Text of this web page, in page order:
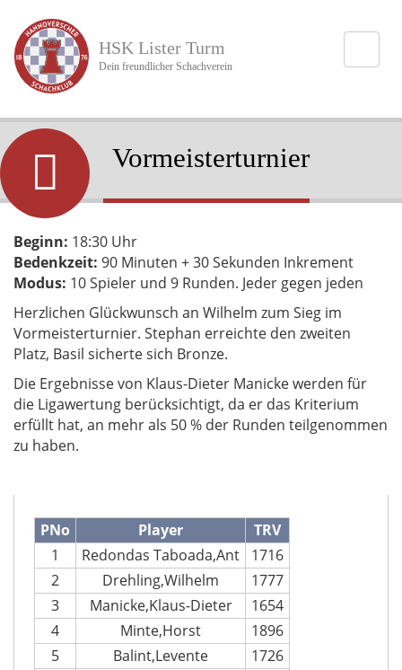
zum
Inhalt
HSK Lister Turm
Dein freundlicher Schachverein
Vormeisterturnier
Beginn: 18:30 Uhr
Bedenkzeit: 90 Minuten + 30 Sekunden Inkrement
Modus: 10 Spieler und 9 Runden. Jeder gegen jeden
Herzlichen Glückwunsch an Wilhelm zum Sieg im
Vormeisterturnier. Stephan erreichte den zweiten
Platz, Basil sicherte sich Bronze.
Die Ergebnisse von Klaus-Dieter Manicke werden für
die Ligawertung berücksichtigt, da er das Kriterium
erfüllt hat, an mehr als 50 % der Runden teilgenommen
zu haben.
PNo Player
TRV
1
Redondas Taboada,Ant
1716
2
Drehling,Wilhelm
1777
3
Manicke,Klaus-Dieter
1654
4
Minte,Horst
1896
5
Balint,Levente
1726